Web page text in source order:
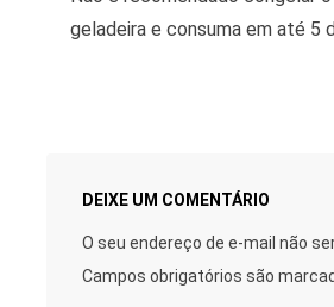
geladeira e consuma em até 5
DEIXE UM COMENTÁRIO
O seu endereço de e-mail não
Campos obrigatórios são